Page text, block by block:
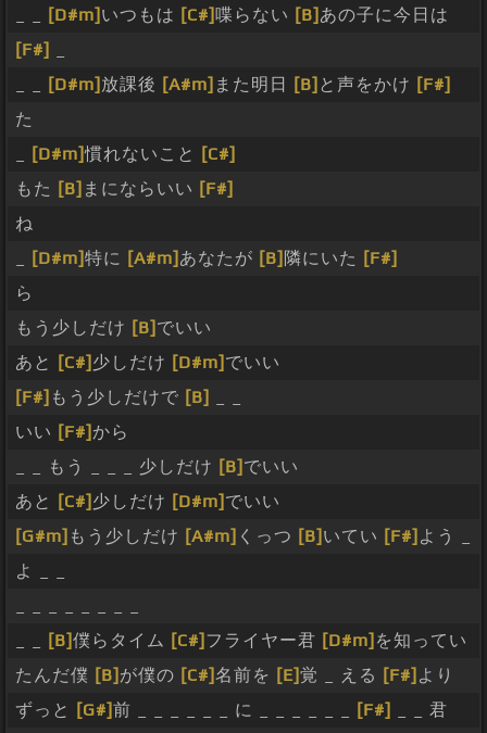
[D#m] いつもは [C#]喋らない [B] あの子に今日は
[F#]
[D#m] 放課後 [A#m] また明日 [B] と声をかけ [F#]
た
[D#m]慣れないこと
[C#]
もた [B] まにならいい [F#]
ね
[D#m]特に [A#m] あなたが [B] 隣にいた [F#]
ら
もう少しだけ [B] でいい
あと
[C#] 少しだけ [D#m] でいい
[F#] もう少しだけで [B]
いい [F#]から
_ _ もう _ _ _ 少しだけ [B] でいい
あと
[C#] 少しだけ [D#m] でいい
[G#m] もう少しだけ [A#m] くっつ [B] いてい [F#] よう _
よ _ _
[B]僕らタイム [C#] フライヤー君 [D#m] を知ってい
たんだ僕 [B] が僕の [C#]名前を [E]覚 _ える [F#] より
ずっと
[G#]前 _ _ _ _ _ _ に _ _ _ _ _ _ [F#]
_ _ 君